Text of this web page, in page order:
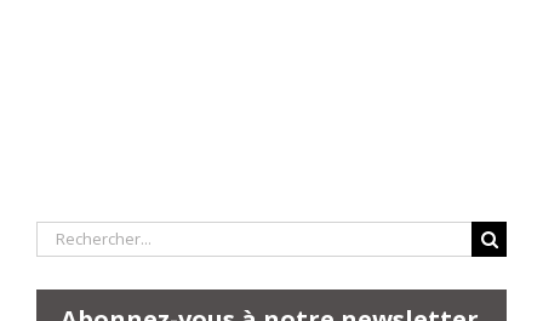
Rechercher: